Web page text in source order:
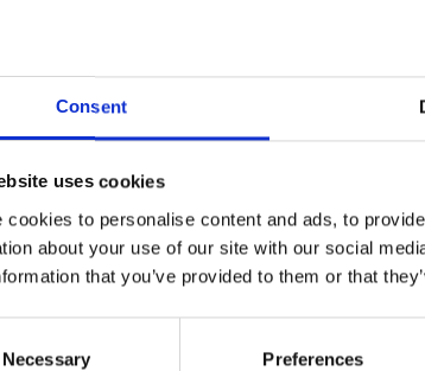
Consent
uses cookies
cookies to personalise content and ads, to
about your use of our site with our social
that you’ve provided to them or that
Necessary Preferences